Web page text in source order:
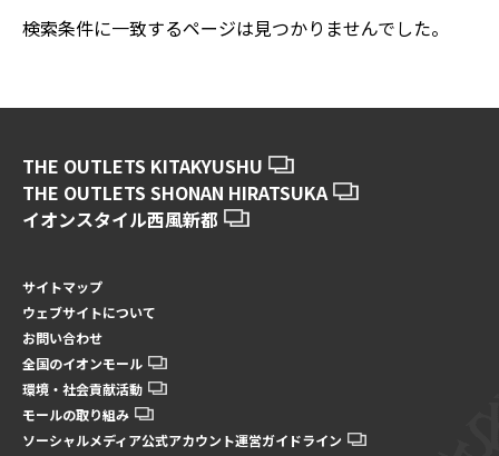
検索条件に一致するページは見つかりませんでした。
THE OUTLETS KITAKYUSHU
THE OUTLETS SHONAN HIRATSUKA
イオンスタイル西風新都
サイトマップ
ウェブサイトについて
お問い合わせ
全国のイオンモール
環境・社会貢献活動
モールの取り組み
ソーシャルメディア公式アカウント運営ガイドライン